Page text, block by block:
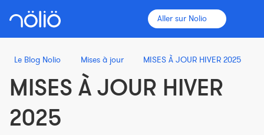
Aller sur Nolio
La plateforme pour tous
Entraîneurs
Le Blog Nolio Mises à jour MISES À JOUR HIVER 2025
MISES À JOUR HIVER
2025